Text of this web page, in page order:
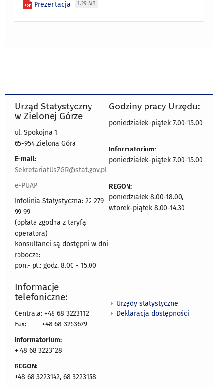
Prezentacja 1.29 MB
Urząd Statystyczny
w Zielonej Górze
ul. Spokojna 1
65-954 Zielona Góra
E-mail:
SekretariatUsZGR@stat.gov.pl
e-PUAP
Infolinia Statystyczna: 22 279
99 99
(opłata zgodna z taryfą
operatora)
Konsultanci są dostępni w dni
robocze:
pon.- pt.: godz. 8.00 - 15.00
Godziny pracy Urzędu:
poniedziałek-piątek 7.00-15.00
Informatorium:
poniedziałek-piątek 7.00-15.00
REGON:
poniedziałek 8.00-18.00,
wtorek-piątek 8.00-14.30
Informacje
telefoniczne:
Centrala: +48 68 3223112
Fax:
+48 68 3253679
Informatorium:
+ 48 68 3223128
REGON:
+48 68 3223142, 68 3223158
Urzędy statystyczne
Deklaracja dostępności